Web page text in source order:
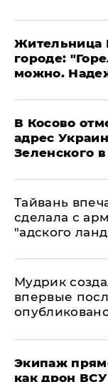
Жительница
городе:
можно.
В Косово
адрес
Зеленского
Тайвань
сделала с
"адского
Мудрик
впервые
Экипаж
как дрон